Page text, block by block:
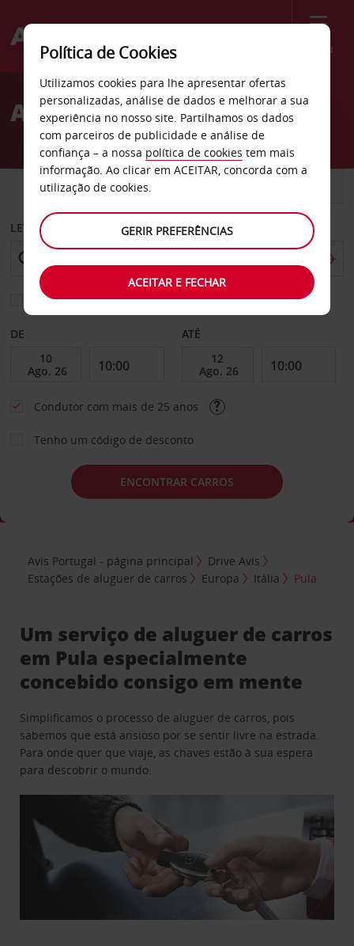
Menu
Welcome
AvisAluguer de carros Pula
CARRO
LEVANTAR EM
Escolher uma estação de devolução diferente
DE ATÉ
Condutor com mais de 25 anos
Tenho um código de desconto
ENCONTRAR CARROS
Avis Portugal - página principal
Drive Avis
Estações de aluguer de carros
Europa Itália Pula
Um serviço de aluguer de carros
em Pula especialmente
concebido consigo em mente
Simplificamos o processo de aluguer de carros, pois
sabemos que está ansioso por se sentir livre na estrada.
Para onde quer que viaje, as chaves estão à sua espera
para descobrir o mundo.
Política de Cookies
Utilizamos cookies para lhe apresentar ofertas
personalizadas, análise de dados e melhorar a sua
experiência no nosso site. Partilhamos os dados
com parceiros de publicidade e análise de
confiança – a nossa política de cookies tem mais
informação. Ao clicar em ACEITAR, concorda com a
utilização de cookies.
GERIR PREFERÊNCIAS
ACEITAR E FECHAR